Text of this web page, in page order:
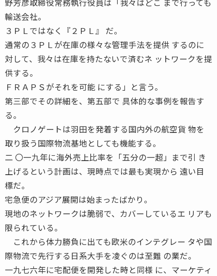
輸送会社。
３ＰＬではなく『２ＰＬ』 だ。
通常の３ＰＬが在庫の様々な管理手法を提供 するのに
対して、我々は在庫を持たないで済むネ ットワークを提
供する。
ＦＲＡＰＳがそれを可能 にする」と言う。
第三部でその詳細を、第五部で 具体的な事例を報告す
る。
クロノゲートは羽田を発着する国内外の航空貨 物を
取り扱う国際物流基地としても機能する。
二 〇一九年に海外売上比率を「五分の一超」まで引 き
上げるという計画は、現時点では最も実現から 遠い目
標だ。
宅急便のアジア展開は始まったばかり。
現地のネットワークは脆弱で、カバーしているエ リアも
限られている。
これから体力勝負に出ても欧米のインテグレー タや国
際物流で先行する日系大手を凌ぐのは至難 の業だ。
一九七六年に宅配便を開発した時と同様 に、マーケティ